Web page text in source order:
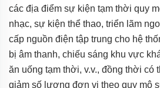
các địa điểm sự kiện tạm thời quy
nhạc, sự kiện thể thao, triển lãm
cấp nguồn điện tập trung cho hệ
bị âm thanh, chiếu sáng khu vực
ăn uống tạm thời, v.v., đồng thời có
giảm số lượng đơn vị theo quy mô